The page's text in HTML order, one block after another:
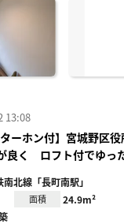
13:08
ーホン付】宮城野区
良く ロフト付でゆっ
北線「長町南駅」
面積 24.9m²